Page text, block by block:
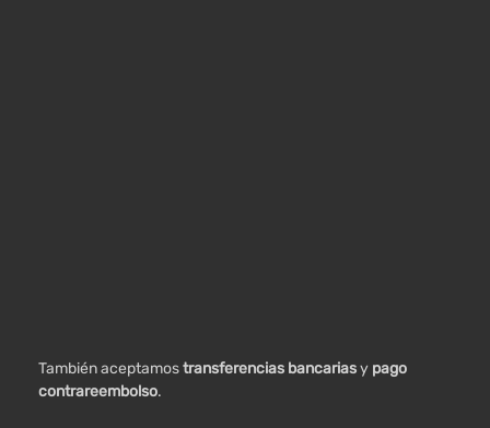
También aceptamostransferencias bancariasy pago
contrareembolso.